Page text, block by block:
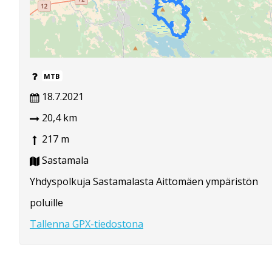
MTB
18.7.2021
20,4 km
217 m
Sastamala
Yhdyspolkuja Sastamalasta Aittomäen ympäristön
poluille
Tallenna GPX-tiedostona